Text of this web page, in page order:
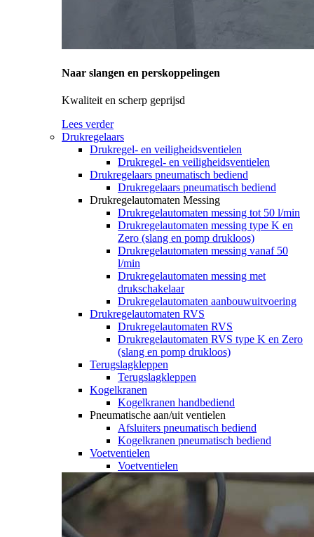
Naar slangen en perskoppelingen
Kwaliteit en scherp geprijsd
Lees verder
Drukregelaars
Drukregel- en veiligheidsventielen
Drukregel- en veiligheidsventielen
Drukregelaars pneumatisch bediend
Drukregelaars pneumatisch bediend
Drukregelautomaten Messing
Drukregelautomaten messing tot 50 l/min
Drukregelautomaten messing type K en
Zero (slang en pomp drukloos)
Drukregelautomaten messing vanaf 50
l/min
Drukregelautomaten messing met
drukschakelaar
Drukregelautomaten aanbouwuitvoering
Drukregelautomaten RVS
Drukregelautomaten RVS
Drukregelautomaten RVS type K en Zero
(slang en pomp drukloos)
Terugslagkleppen
Terugslagkleppen
Kogelkranen
Kogelkranen handbediend
Pneumatische aan/uit ventielen
Afsluiters pneumatisch bediend
Kogelkranen pneumatisch bediend
Voetventielen
Voetventielen